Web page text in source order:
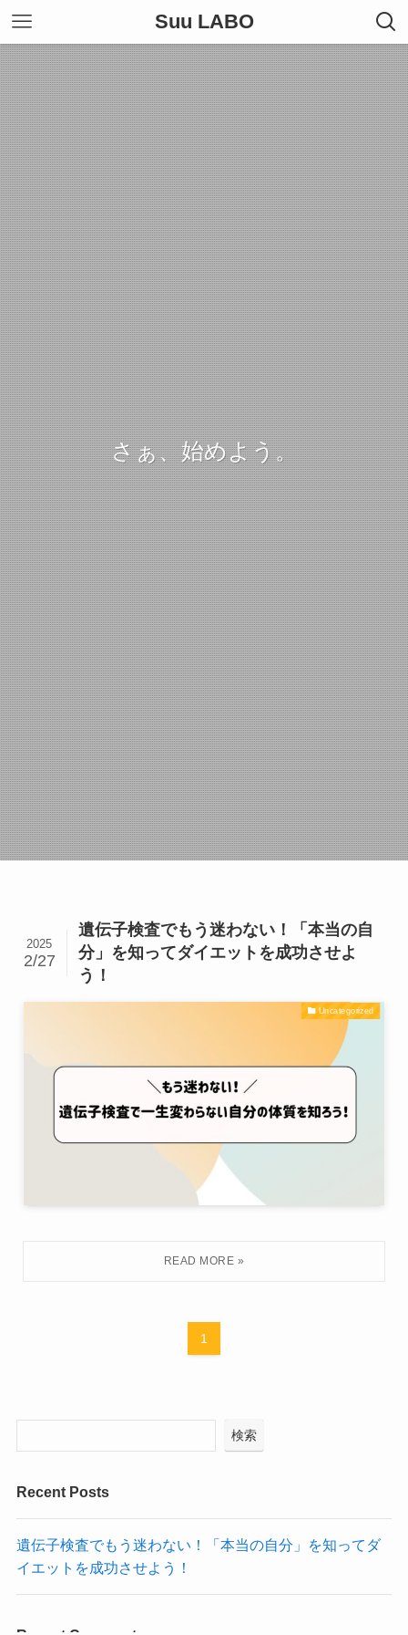
Suu LABO
さぁ、始めよう。
遺伝子検査でもう迷わない！「本当の自
分」を知ってダイエットを成功させよ
う！
2025
2/27
Uncategorized
1
検索
Recent Posts
遺伝子検査でもう迷わない！「本当の自分」を知ってダ
イエットを成功させよう！